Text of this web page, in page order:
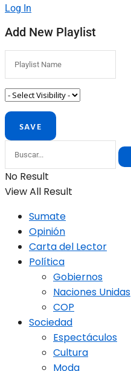
Log In
Add New Playlist
No Result
View All Result
Sumate
Opinión
Carta del Lector
Política
Gobiernos
Naciones Unidas
COP
Sociedad
Espectáculos
Cultura
Moda